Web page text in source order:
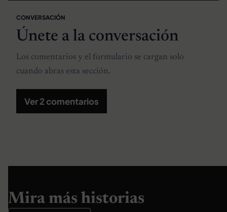
CONVERSACIÓN
Únete a la conversación
Los comentarios y el formulario se cargan solo
cuando abras esta sección.
Ver 2 comentarios
Mira más historias